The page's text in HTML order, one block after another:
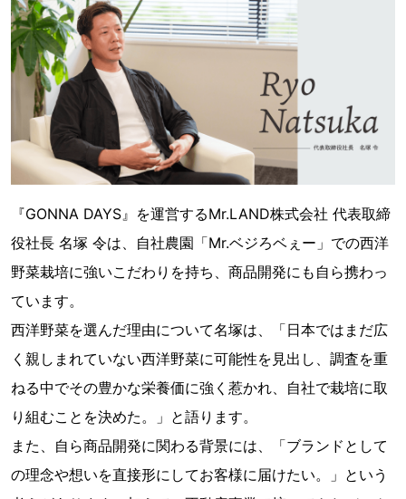
『GONNA DAYS』を運営するMr.LAND株式会社 代表取締
役社長 名塚 令は、自社農園「Mr.ベジろベぇー」での西洋
野菜栽培に強いこだわりを持ち、商品開発にも自ら携わっ
ています。
西洋野菜を選んだ理由について名塚は、「日本ではまだ広
く親しまれていない西洋野菜に可能性を見出し、調査を重
ねる中でその豊かな栄養価に強く惹かれ、自社で栽培に取
り組むことを決めた。」と語ります。
また、自ら商品開発に関わる背景には、「ブランドとして
の理念や想いを直接形にしてお客様に届けたい。」という